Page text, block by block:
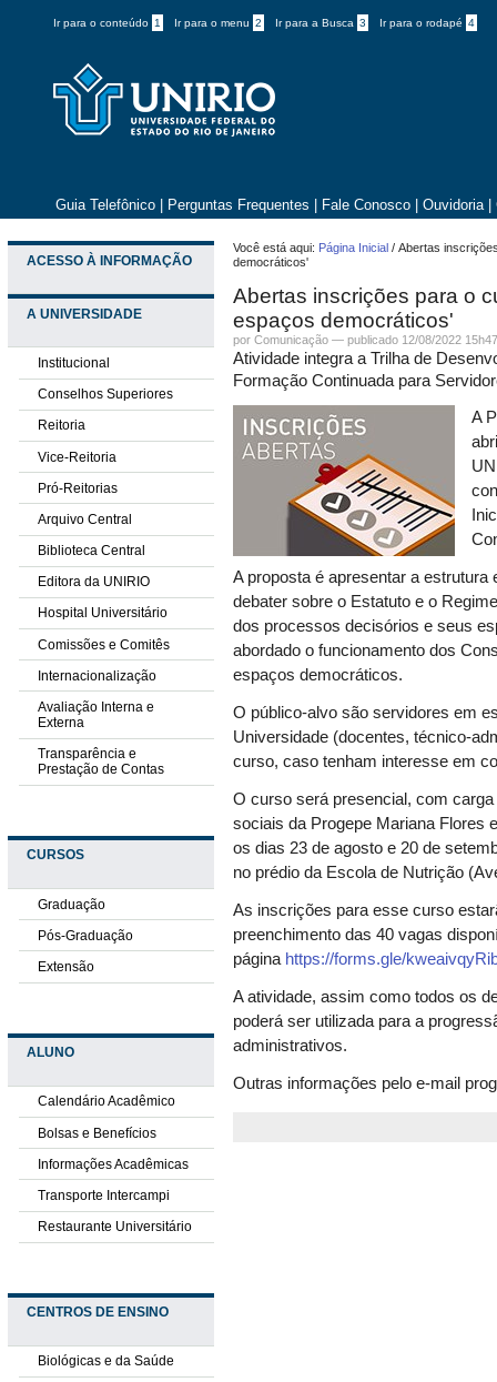
Ir para o conteúdo 1 Ir para o menu 2 Ir para a Busca 3 Ir para o rodapé 4
Guia Telefônico Perguntas Frequentes Fale Conosco Ouvidoria
ACESSO À INFORMAÇÃO
A UNIVERSIDADE
Institucional
Conselhos Superiores
Reitoria
Vice-Reitoria
Pró-Reitorias
Arquivo Central
Biblioteca Central
Editora da UNIRIO
Hospital Universitário
Comissões e Comitês
Internacionalização
Avaliação Interna e
Externa
Transparência e
Prestação de Contas
CURSOS
Graduação
Pós-Graduação
Extensão
ALUNO
Calendário Acadêmico
Bolsas e Benefícios
Informações Acadêmicas
Transporte Intercampi
Restaurante Universitário
CENTROS DE ENSINO
Biológicas e da Saúde
Você está aqui: Página Inicial /Abertas
democráticos'
Abertas inscrições para o
espaços democráticos'
porComunicação —publicado 12/08/2022
Atividade integra a Trilha de
Formação Continuada para
A
A proposta é apresentar a
debater sobre o Estatuto e o
dos processos decisórios e seus
abordado o funcionamento dos
espaços democráticos.
O público-alvo são servidores em
Universidade (docentes, técnico-
curso, caso tenham interesse em
O curso será presencial, com
sociais da Progepe Mariana Flores
os dias 23 de agosto e 20 de
no prédio da Escola de Nutrição
As inscrições para esse curso
preenchimento das 40 vagas
página https://forms.gle/
A atividade, assim como todos os
poderá ser utilizada para a
administrativos.
Outras informações pelo e-mail